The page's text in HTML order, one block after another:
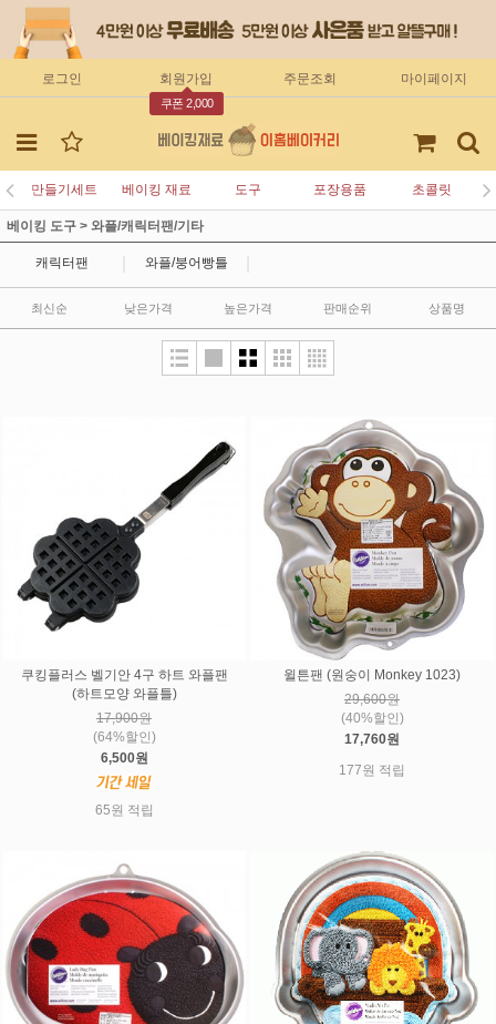
로그인 회원가입
쿠폰 2,000
주문조회 마이페이지
만들기세트 베이킹 재료 도구 포장용품 초콜릿
베이킹 도구 > 와플/캐릭터팬/기타
캐릭터팬 와플/붕어빵틀
최신순 낮은가격 높은가격 판매순위 상품명
쿠킹플러스 벨기안 4구 하트 와플팬
(하트모양 와플틀)
17,900원
(64%할인)
6,500원
65원 적립
윌튼팬 (원숭이 Monkey 1023)
29,600원
(40%할인)
17,760원
177원 적립